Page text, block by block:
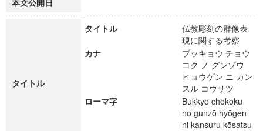
本文公開日
タイトル
タイトル
仏教彫刻の群像表
現に関する考察
カナ
ブッキョウ チョウ
コク ノ グンゾウ
ヒョウゲン ニ カン
スル コウサツ
ローマ字
Bukkyō chōkoku
no gunzō hyōgen
ni kansuru kōsatsu